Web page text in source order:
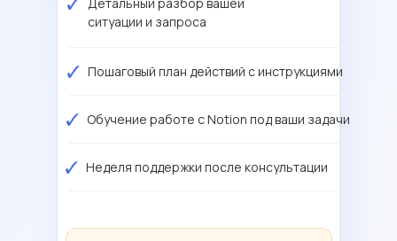
«Очень ценю, когда запрос
так.»
Видео-отзыв от Насти
заработал как система.
Неделя поддержки после консультации
Обучение работе с Notion под ваши задачи
Пошаговый план действий с инструкциями
ситуации и запроса